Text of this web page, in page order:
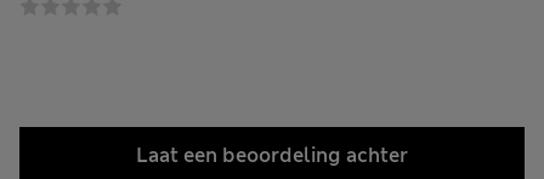
Laat een beoordeling achter